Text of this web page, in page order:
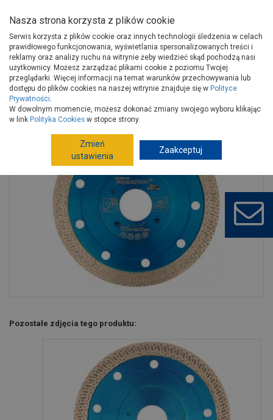
Strona główna Narzędzia
Elektronarzędzia, osprzęt
Akcesoria do elektronarzędzi
Tarcze do szlifierek kątowych
Ściernica diamentowa do cięcia ceramiki 115x22,23 mm RAWLPLUG
Pozostałe zdjęcia tego produktu:
Nasza strona korzysta z plików cookie
Serwis korzysta z plików cookie oraz innych technologii śledzenia w celach
prawidłowego funkcjonowania, wyświetlania spersonalizowanych treści i
reklamy oraz analizy ruchu na witrynie żeby wiedzieć skąd pochodzą nasi
użytkownicy. Możesz zarządzać plikami cookie z poziomu Twojej
przeglądarki. Więcej informacji na temat warunków przechowywania lub
dostępu do plików cookies na naszej witrynie znajduje się w Polityce
Prywatności.
W dowolnym momencie, możesz dokonać zmiany swojego wyboru klikając
w link Polityka Cookies w stopce strony.
Zmień
ustawienia
Zaakceptuj